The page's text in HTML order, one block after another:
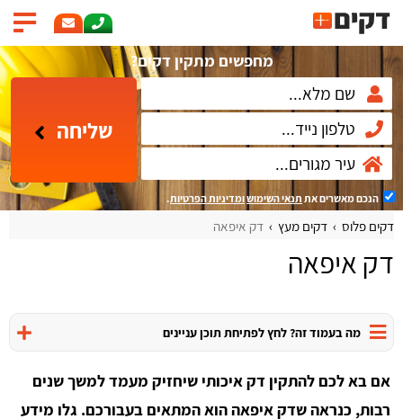
מחפשים מתקין דקים?
שליחה
הנכם מאשרים את תנאי השימושומדיניות הפרטיות.
דקים פלוס דקים מעץ דק איפאה
דק איפאה
מה בעמוד זה? לחץ לפתיחת תוכן עניינים
אם בא לכם להתקין דק איכותי שיחזיק מעמד למשך שנים
רבות, כנראה שדק איפאה הוא המתאים בעבורכם. גלו מידע